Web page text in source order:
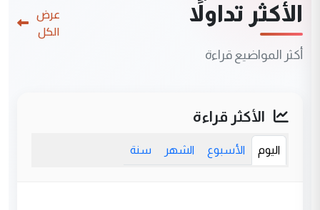
الأكثر تداولاً
أكثر المواضيع قراءة
عرض
الكل
الأكثر قراءة
اليوم الأسبوع الشهر سنة